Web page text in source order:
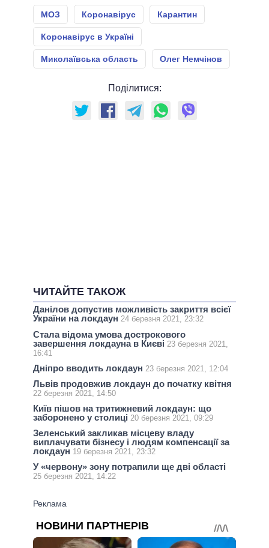
МОЗ Коронавірус Карантин
Коронавірус в Україні
Миколаївська область Олег Немчінов
Поділитися:
ЧИТАЙТЕ ТАКОЖ
Данілов допустив можливість закриття всієї
України на локдаун 24 березня 2021, 23:32
Стала відома умова дострокового
завершення локдауна в Києві 23 березня 2021,
16:41
Дніпро вводить локдаун 23 березня 2021, 12:04
Львів продовжив локдаун до початку квітня
22 березня 2021, 14:50
Київ пішов на тритижневий локдаун: що
заборонено у столиці 20 березня 2021, 09:29
Зеленський закликав місцеву владу
виплачувати бізнесу і людям компенсації за
локдаун 19 березня 2021, 23:32
У «червону» зону потрапили ще дві області
25 березня 2021, 14:22